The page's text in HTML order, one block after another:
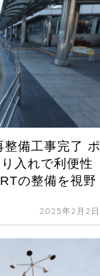
備工事完了 ポ
入れで利便性
の整備を視野
2025年2月2日